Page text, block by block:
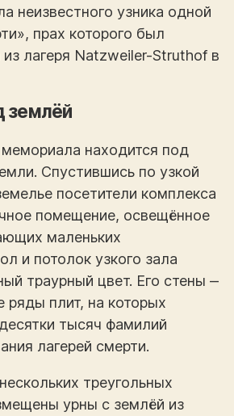
неизвестного узника одной
прах которого был
лагеря Natzweiler-Struthof в
землёй
находится под
Спустившись по узкой
посетители комплекса
помещение, освещённое
маленьких
и потолок узкого зала
траурный цвет. Его стены ‒
ряды плит, на которых
тысяч фамилий
лагерей смерти.
треугольных
урны с землёй из